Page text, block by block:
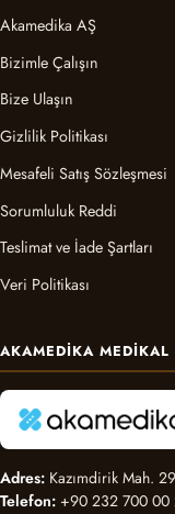
Akamedika AŞ
Bizimle Çalışın
Bize Ulaşın
Gizlilik Politikası
Mesafeli Satış Sözleşmesi
Sorumluluk Reddi
Teslimat ve İade Şartları
Veri Politikası
AKAMEDIKA
Adres: Kazımdirik Mah.
Telefon: +90 232 700 00